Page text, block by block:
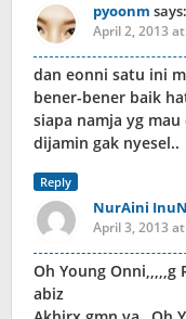
pyoonm says:
April 2, 2013
dan eonni satu ini
bener-bener baik
siapa namja yg
dijamin gak nyesel..
Reply
NurAini
April 3, 2013
Oh Young Onni,,,,,g
abiz